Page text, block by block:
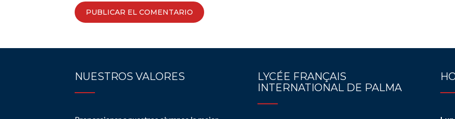
NUESTROS VALORES
LYCÉE FRANÇAIS
INTERNATIONAL DE PALMA